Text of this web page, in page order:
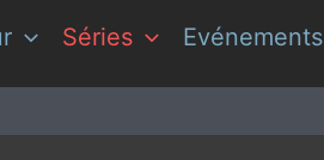
Séries Evénements